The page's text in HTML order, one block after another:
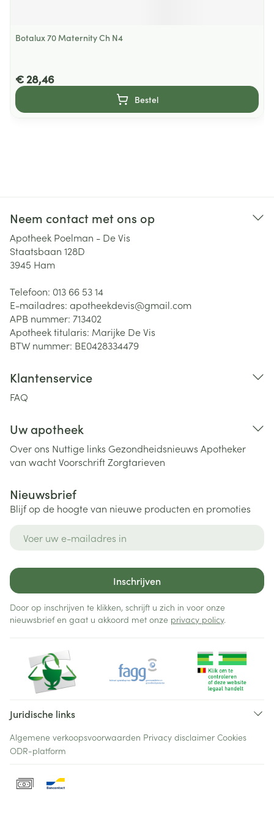
Botalux 70 Maternity Ch N4
€ 28,46
Bestel
Neem contact met ons op
Apotheek Poelman - De Vis
Staatsbaan 128D
3945 Ham
Telefoon: 013 66 53 14
E-mailadres: apotheekdevis@gmail.com
APB nummer: 713402
Apotheek titularis: Marijke De Vis
BTW nummer: BE0428334479
Klantenservice
FAQ
Uw apotheek
Over ons Nuttige links Gezondheidsnieuws Apotheker
van wachtVoorschriftZorgtarieven
Nieuwsbrief
Blijf op de hoogte van nieuwe producten en promoties
Inschrijven
Door op inschrijven te klikken, schrijft u zich in voor onze
nieuwsbrief en gaat u akkoord met onze privacy policy.
Juridische links
Algemene verkoopsvoorwaarden Privacy disclaimer Cookies
ODR-platform